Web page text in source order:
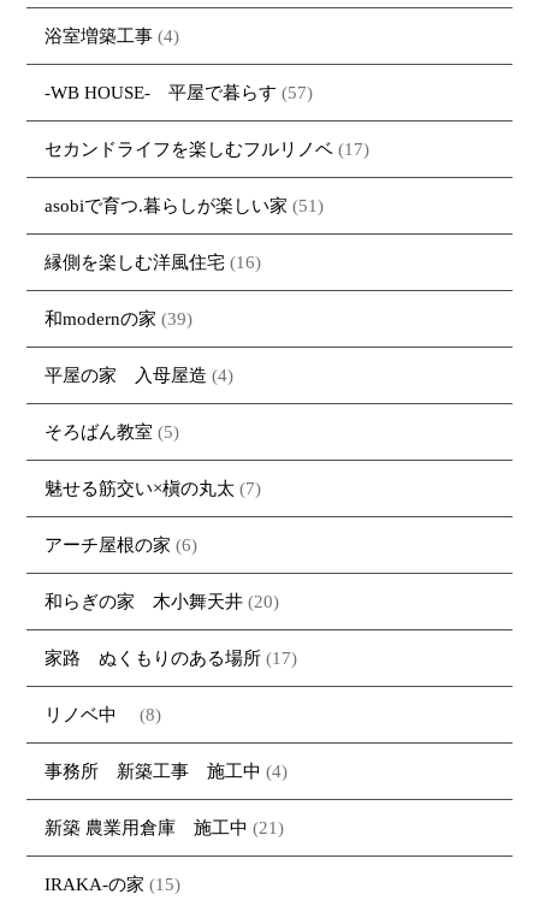
浴室増築工事 (4)
-WB HOUSE- 平屋で暮らす (57)
セカンドライフを楽しむフルリノベ (17)
asobiで育つ.暮らしが楽しい家 (51)
縁側を楽しむ洋風住宅 (16)
和modernの家 (39)
平屋の家 入母屋造 (4)
そろばん教室 (5)
魅せる筋交い×槇の丸太 (7)
アーチ屋根の家 (6)
和らぎの家 木小舞天井 (20)
家路 ぬくもりのある場所 (17)
リノベ中 (8)
事務所 新築工事 施工中 (4)
新築 農業用倉庫 施工中 (21)
IRAKA-の家 (15)